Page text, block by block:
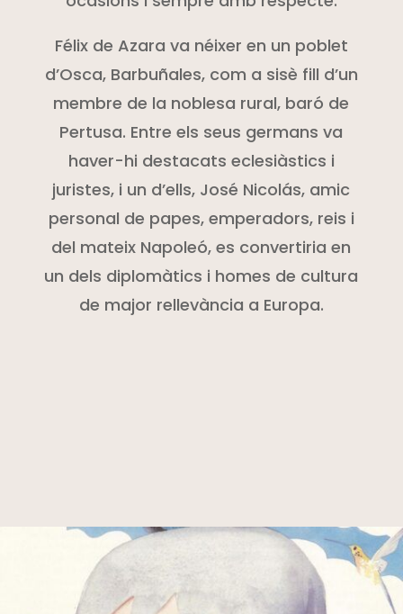
Félix de Azara va néixer en un poblet
d’Osca, Barbuñales, com a sisè fill d’un
membre de la noblesa rural, baró de
Pertusa. Entre els seus germans va
haver-hi destacats eclesiàstics i
juristes, i un d’ells, José Nicolás, amic
personal de papes, emperadors, reis i
del mateix Napoleó, es convertiria en
un dels diplomàtics i homes de cultura
de major rellevància a Europa.